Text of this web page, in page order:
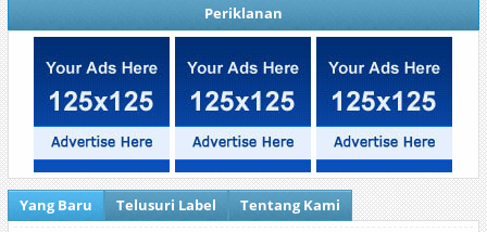
Periklanan
Yang Baru Telusuri Label Tentang Kami